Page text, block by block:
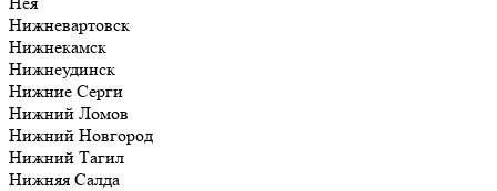
Нижневартовск
Нижнекамск
Нижнеудинск
Нижние Серги
Нижний Ломов
Нижний Новгород
Нижний Тагил
Нижняя Салда